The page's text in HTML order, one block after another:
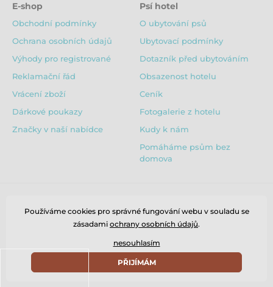
E-shop
Obchodní podmínky
Ochrana osobních údajů
Výhody pro registrované
Reklamační řád
Vrácení zboží
Dárkové poukazy
Značky v naší nabídce
Psí hotel
O ubytování psů
Ubytovací podmínky
Dotazník před ubytováním
Obsazenost hotelu
Ceník
Fotogalerie z hotelu
Kudy k nám
Pomáháme psům bez
domova
© 2026 www.puppydaycare.cz ⦁ E-shop vytvořila
Používáme cookies pro správné fungování webu v souladu se
zásadami ochrany osobních údajů.
nesouhlasím
PŘIJÍMÁM